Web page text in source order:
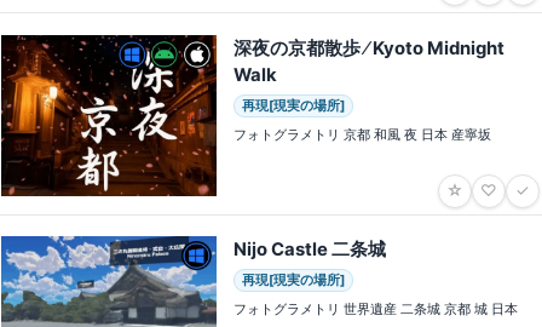
深夜の京都散歩 ⁄ Kyoto Midnight
Walk
再現[現実の場所]
フォトグラメトリ 京都 和風 夜 日本 産寧坂
☆ ♡ ✓
Nijo Castle 二条城
再現[現実の場所]
フォトグラメトリ 世界遺産 二条城 京都 城 日本